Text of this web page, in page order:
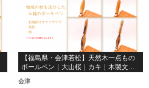
【福島県・会津若松】天然木一点もの
ボールペン｜大山桜｜カキ｜木製文房
会津